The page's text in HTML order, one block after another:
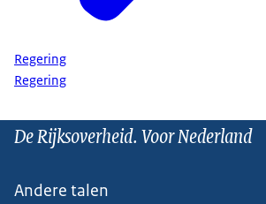
Regering
Regering
De Rijksoverheid. Voor Nederland
Andere talen